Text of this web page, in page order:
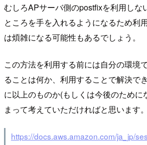
むしろAPサーバ側のpostfixを利用しな
ところを手を入れるようになるため利
は煩雑になる可能性もあるでしょう。
この方法を利用する前には自分の環境
ることは何か、利用することで解決で
に以上のものか(もしくは今後のために
まって考えていただければと思います。
https://docs.aws.amazon.com/ja_jp/